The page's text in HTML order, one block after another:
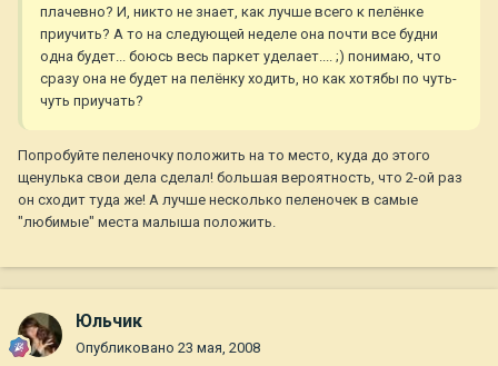
плачевно? И, никто не знает, как лучше всего к пелёнке
приучить? А то на следующей неделе она почти все будни
одна будет... боюсь весь паркет уделает.... ;) понимаю, что
сразу она не будет на пелёнку ходить, но как хотябы по чуть-
чуть приучать?
Попробуйте пеленочку положить на то место, куда до этого
щенулька свои дела сделал! большая вероятность, что 2-ой раз
он сходит туда же! А лучше несколько пеленочек в самые
"любимые" места малыша положить.
Юльчик
Опубликовано 23 мая, 2008